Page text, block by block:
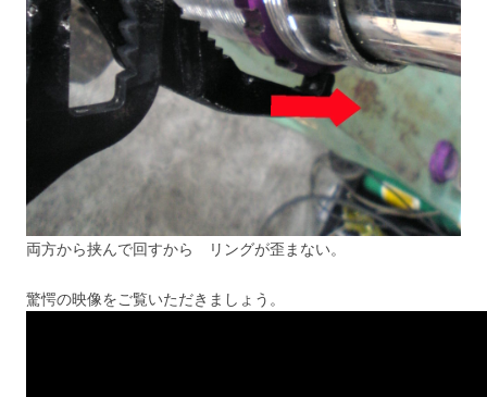
両方から挟んで回すから リングが歪まない。
驚愕の映像をご覧いただきましょう。